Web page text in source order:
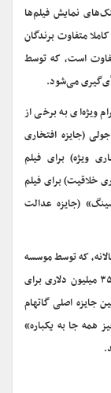
نمایش فیلم‌ها
متفاوت برندگان
است، که توسط
می‌شود.
ویژه‌ای به برخی از
(جایزه افتخاری
ویژه) برای فیلم
خلاقیت) برای فیلم
(جایزه عدالت
که توسط موسسه
فیلم و رسانه گاتهام برگزار می‌شود، محدودیت بودجه ۳۵ میلیون دلاری برای
جایزه اصلی گاتهام
(۲۰۱۶) و «همه چیز همه جا به یکباره»